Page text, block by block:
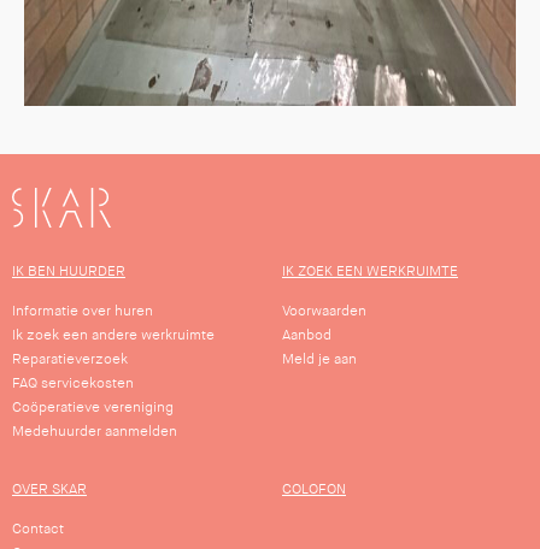
SKAR
IK BEN HUURDER
Informatie over huren
Ik zoek een andere werkruimte
Reparatieverzoek
FAQ servicekosten
Coöperatieve vereniging
Medehuurder aanmelden
IK ZOEK EEN WERKRUIMTE
Voorwaarden
Aanbod
Meld je aan
OVER SKAR
Contact
COLOFON